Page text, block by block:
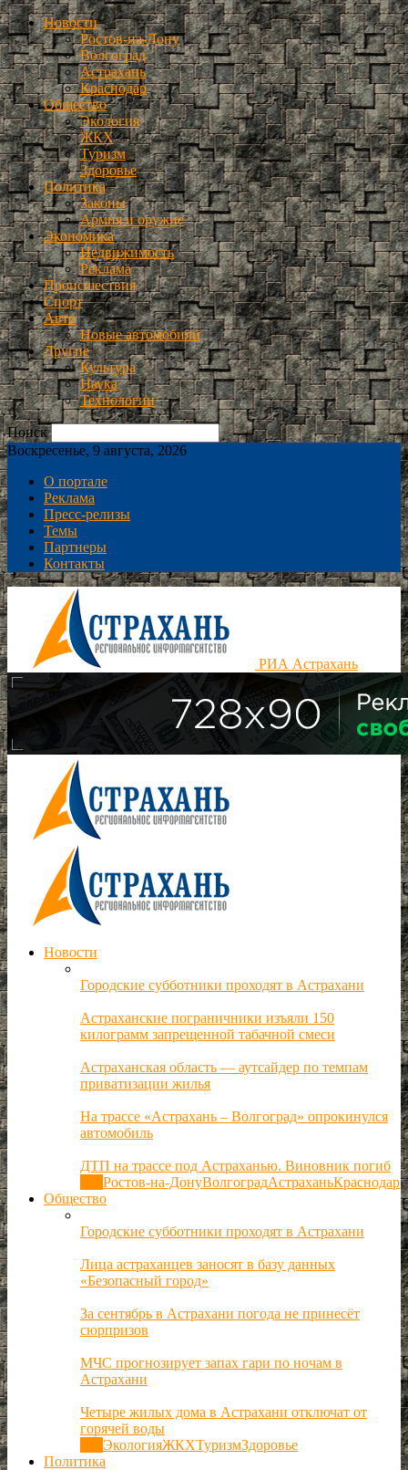
Новости
Ростов-на-Дону
Волгоград
Астрахань
Краснодар
Общество
Экология
ЖКХ
Туризм
Здоровье
Политика
Законы
Армия и оружие
Экономика
Недвижимость
Реклама
Происшествия
Спорт
Авто
Новые автомобили
Другие
Культура
Наука
Технологии
Поиск
Воскресенье, 9 августа, 2026
О портале
Реклама
Пресс-релизы
Темы
Партнеры
Контакты
РИА Астрахань
Новости
Городские субботники проходят в Астрахани
Астраханские пограничники изъяли 150
килограмм запрещенной табачной смеси
Астраханская область — аутсайдер по темпам
приватизации жилья
На трассе «Астрахань – Волгоград» опрокинулся
автомобиль
ДТП на трассе под Астраханью. Виновник погиб
Ростов-на-ДонуВолгоградАстраханьКраснодар
Общество
Городские субботники проходят в Астрахани
Лица астраханцев заносят в базу данных
«Безопасный город»
За сентябрь в Астрахани погода не принесёт
сюрпризов
МЧС прогнозирует запах гари по ночам в
Астрахани
Четыре жилых дома в Астрахани отключат от
горячей воды
ЭкологияЖКХТуризмЗдоровье
Политика